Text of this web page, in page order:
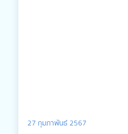
27 กุมภาพันธ์ 2567